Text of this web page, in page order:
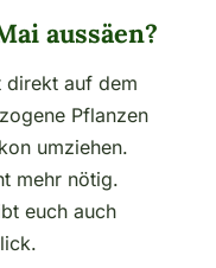
aussäen?
direkt auf dem
Pflanzen
umziehen.
mehr nötig.
euch auch